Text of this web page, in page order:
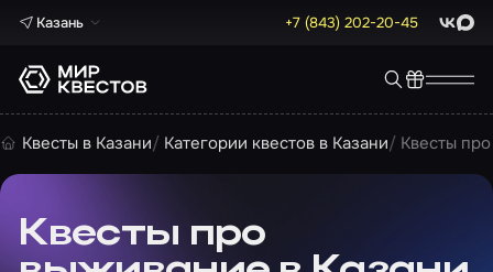
Казань +7 (843) 202-20-45 Max
Квесты в Казани Категории квестов в Казани Квесты
Квесты про